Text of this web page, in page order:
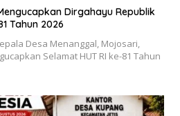
Dirgahayu Republik
Tahun 2026
Desa Menanggal, Mojosari,
Selamat HUT RI ke-81 Tahun